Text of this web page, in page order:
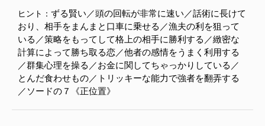
ヒント： ずる賢い／頭の回転が非常に速い／話術に長けて
おり、相手をまんまと口車に乗せる／漁夫の利を狙って
いる／策略をもってして格上の相手に勝利する／緻密な
計算によって勝ち取る恋／他者の感情をうまく利用する
／群集心理を操る／お金に関してちゃっかりしている／
とんだ食わせもの／トリッキーな能力で強者を翻弄する
／ソードの７《正位置》